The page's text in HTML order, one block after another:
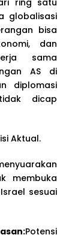
globalisasi
bisa
dan
sama
AS di
diplomasi
dicap
Aktual.
membuka
sesuai
Potensi